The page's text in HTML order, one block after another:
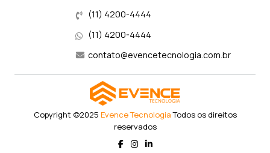
(11) 4200-4444
(11) 4200-4444
contato@evencetecnologia.com.br
Copyright ©2025 Evence TecnologiaTodos os direitos
reservados